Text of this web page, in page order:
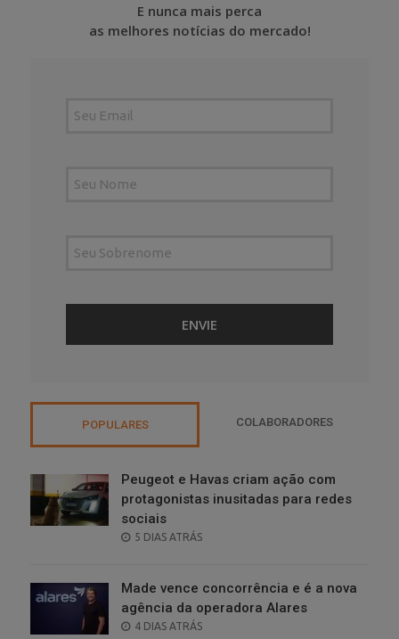
E nunca mais perca
as melhores notícias do mercado!
POPULARES COLABORADORES
Peugeot e Havas criam ação com
protagonistas inusitadas para redes
sociais
POSTED
5 DIAS ATRÁS
Made vence concorrência e é a nova
agência da operadora Alares
POSTED
4 DIAS ATRÁS